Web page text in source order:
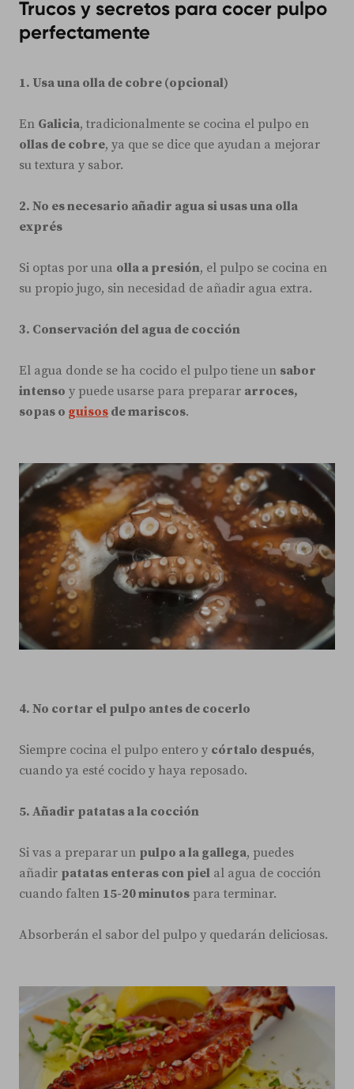
Trucos y secretos para cocer pulpo
perfectamente
1. Usa una olla de cobre (opcional)
En Galicia, tradicionalmente se cocina el pulpo en
ollas de cobre, ya que se dice que ayudan a mejorar
su textura y sabor.
2. No es necesario añadir agua si usas una olla
exprés
Si optas por una olla a presión, el pulpo se cocina en
su propio jugo, sin necesidad de añadir agua extra.
3. Conservación del agua de cocción
El agua donde se ha cocido el pulpo tiene un sabor
intenso y puede usarse para preparar arroces,
sopas o guisos de mariscos.
4. No cortar el pulpo antes de cocerlo
Siempre cocina el pulpo entero y córtalo después,
cuando ya esté cocido y haya reposado.
5. Añadir patatas a la cocción
Si vas a preparar un pulpo a la gallega, puedes
añadir patatas enteras con piel al agua de cocción
cuando falten 15-20 minutos para terminar.
Absorberán el sabor del pulpo y quedarán deliciosas.